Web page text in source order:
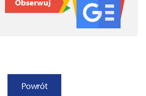
Obserwuj
Powrót